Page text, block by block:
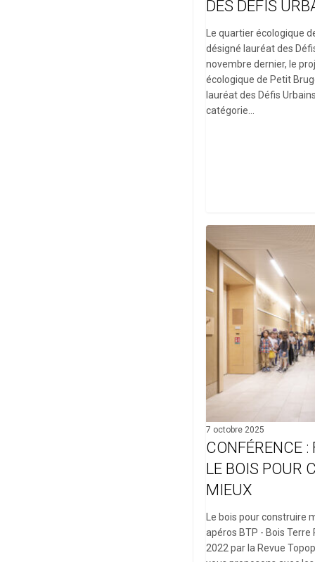
DES DÉFIS
Le quartier écologique
désigné lauréat des
novembre dernier, le
écologique de Petit
lauréat des Défis
catégorie…
Faire
–
bois
pour
mieux
7 octobre 2025
CONFÉRENCE :
LE BOIS POUR
MIEUX
Le bois pour construire
apéros BTP - Bois Terre
2022 par la Revue